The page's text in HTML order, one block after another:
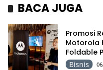
BACA JUGA
Promosi
Motorola
Foldable
Bisnis